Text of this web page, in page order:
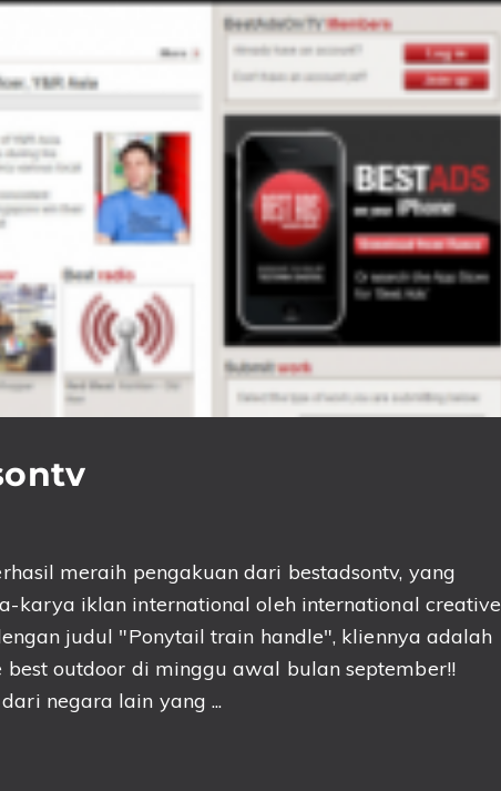
meraih pengakuan dari bestadsontv, yang
karya iklan international oleh international creative
judul "Ponytail train handle", kliennya adalah
best outdoor di minggu awal bulan september!!
negara lain yang ...